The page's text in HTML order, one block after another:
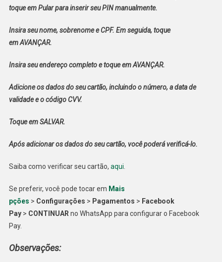
toque emPularpara inserir seu PIN manualmente.
Insira seu nome, sobrenome e CPF. Em seguida, toque
emAVANÇAR.
Insira seu endereço completo e toque emAVANÇAR.
Adicione os dados do seu cartão, incluindo o número, a data de
validade e o código CVV.
Toque emSALVAR.
Após adicionar os dados do seu cartão, você poderá verificá-lo.
Saiba como verificar seu cartão, aqui
Se preferir, você pode tocar em Mais
pções > Configurações > Pagamentos > Facebook
Pay> CONTINUAR no WhatsApp para configurar o Facebook
Pay.
Observações: